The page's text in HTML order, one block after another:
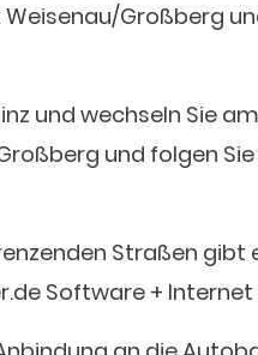
Großberg
und wechseln Sie
und folgen
Straßen gibt
Software +